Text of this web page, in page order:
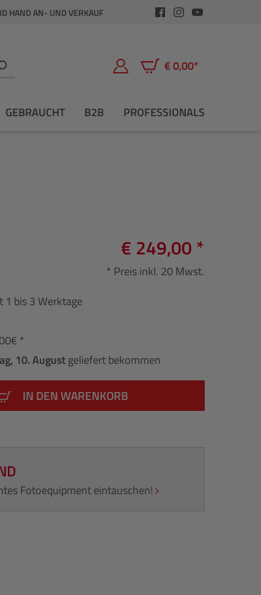
HAND AN- UND VERKAUF
€ 0,00*
Warenkorb enthält 0
GEBRAUCHT B2B PROFESSIONALS
€ 249,00 *
* Preis inkl. 20 Mwst.
1 bis 3 Werktage
*
10. Augustgeliefert bekommen
IN DEN WARENKORB
Fotoequipment eintauschen!